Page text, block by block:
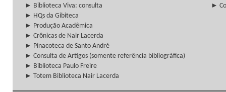
► Biblioteca Viva: consulta
►
► HQs da Gibiteca
► Produção Acadêmica
► Crônicas de Nair Lacerda
► Pinacoteca de Santo André
► Consulta de Artigos (somente referência bibliográfica)
► Biblioteca Paulo Freire
► Totem Biblioteca Nair Lacerda